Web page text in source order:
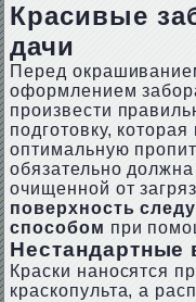
Красивые
дачи
Перед
оформлением
произвести
подготовку,
оптимальную
обязательно
очищенной от
поверхность
способом при
Нестандартные
Краски наносятся
краскопульта, а